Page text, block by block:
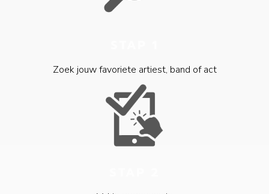
Zoek jouw favoriete artiest, band of act